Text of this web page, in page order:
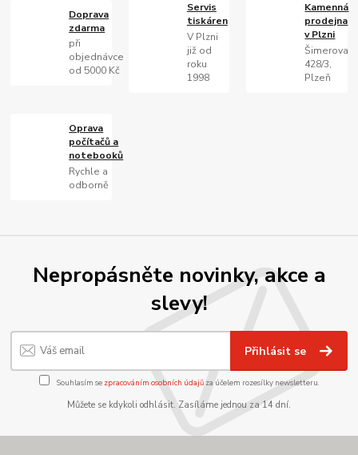
Doprava
zdarma
při
objednávce
od 5000 Kč
Servis
tiskáren
V Plzni
již od
roku
1998
Kamenná
prodejna
v Plzni
Šimerova
428/3,
Plzeň
Oprava
počítačů a
notebooků
Rychle a
odborně
Nepropásněte novinky, akce a
slevy!
Přihlásit se
Souhlasím se zpracováním osobních údajůza účelem rozesílky newsletteru.
Můžete se kdykoli odhlásit. Zasíláme jednou za 14 dní.